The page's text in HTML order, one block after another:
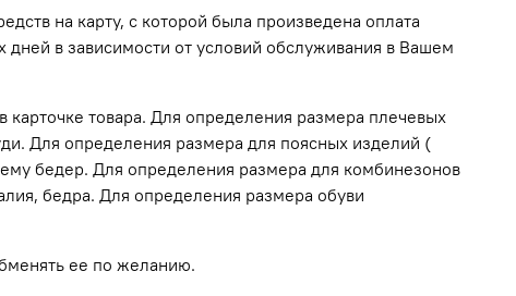
на карту, с которой была произведена оплата
дней в зависимости от условий обслуживания в Вашем
товара. Для определения размера плечевых
Для определения размера для поясных изделий (
бедер. Для определения размера для комбинезонов
бедра. Для определения размера обуви
ее по желанию.